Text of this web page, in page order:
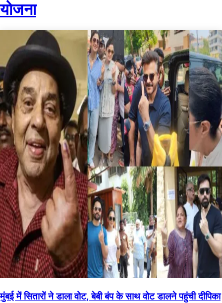
योजना
मुंबई में सितारों ने डाला वोट, बेबी बंप के साथ वोट डालने पहुंची दीपिका